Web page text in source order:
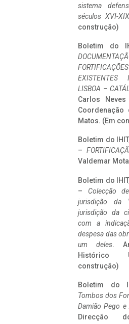
sistema
séculos XVI-XIX
construção)
Boletim do
EXISTENTES
LISBOA –
Carlos
Matos. (Em
Boletim do
–
Valdemar
Boletim do
– Colecção
jurisdição
jurisdição da
com a
despesa das
um deles.
Histórico
construção)
Boletim do
Tombos dos
Damião Pego
Direcção